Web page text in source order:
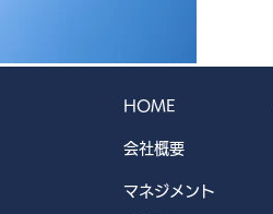
HOME
会社概要
マネジメント